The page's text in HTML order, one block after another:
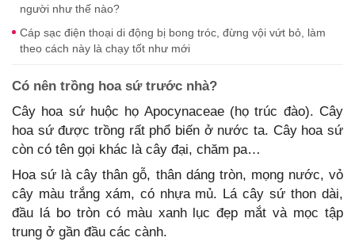
người như thế nào?
Cáp sạc điện thoại di động bị bong tróc, đừng vội vứt bỏ, làm
theo cách này là chạy tốt như mới
Có nên trồng hoa sứ trước nhà?
Cây hoa sứ huộc họ Apocynaceae (họ trúc đào). Cây
hoa sứ được trồng rất phổ biến ở nước ta. Cây hoa sứ
còn có tên gọi khác là cây đại, chăm pa…
Hoa sứ là cây thân gỗ, thân dáng tròn, mọng nước, vỏ
cây màu trắng xám, có nhựa mủ. Lá cây sứ thon dài,
đầu lá bo tròn có màu xanh lục đẹp mắt và mọc tập
trung ở gần đầu các cành.